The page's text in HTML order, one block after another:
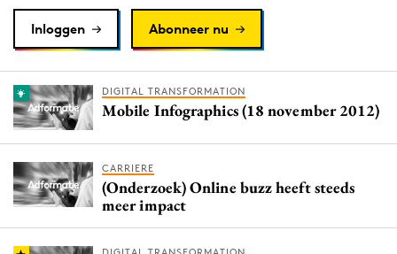
Reputatie & crisis
Inloggen Abonneer nu
DIGITAL TRANSFORMATION
Mobile Infographics (18 november 2012)
CARRIERE
(Onderzoek) Online buzz heeft steeds
meer impact